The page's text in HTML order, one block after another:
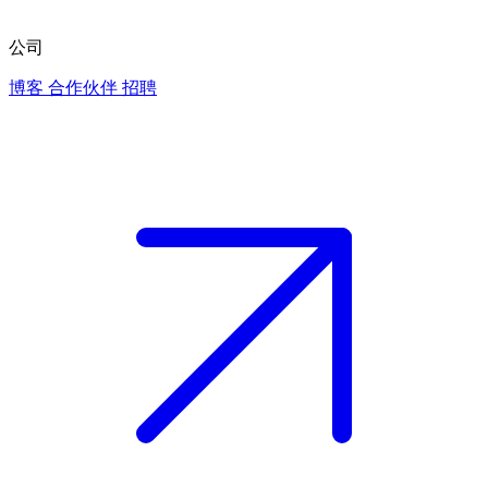
公司
博客 合作伙伴 招聘